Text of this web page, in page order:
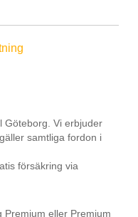
Göteborg. Vi erbjuder
samtliga fordon i
försäkring via
Premium eller Premium